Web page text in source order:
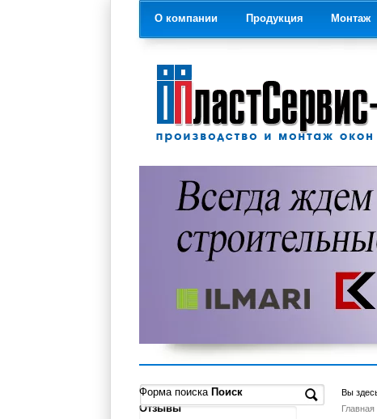
О компании Продукция Монтаж
Вы
Главная
Форма поиска Поиск
О компании
Отзывы